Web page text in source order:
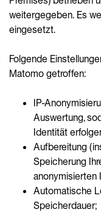
weitergegeben. Es
eingesetzt.
Folgende
Matomo getroffen:
IP-
Auswertung,
Identität
Aufbereitung
Speicherung
anonymisierten
Automatische
Speicherdauer;